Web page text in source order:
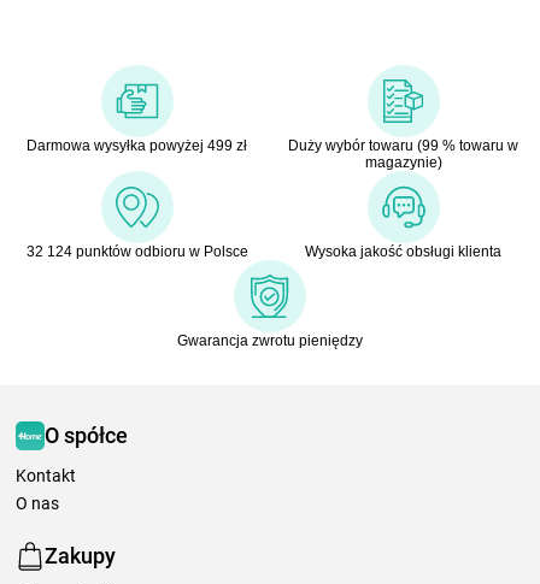
Darmowa wysyłka powyżej 499 zł
Duży wybór towaru (99 % towaru w
magazynie)
32 124 punktów odbioru w Polsce Wysoka jakość obsługi klienta
Gwarancja zwrotu pieniędzy
O spółce
Kontakt
O nas
Zakupy